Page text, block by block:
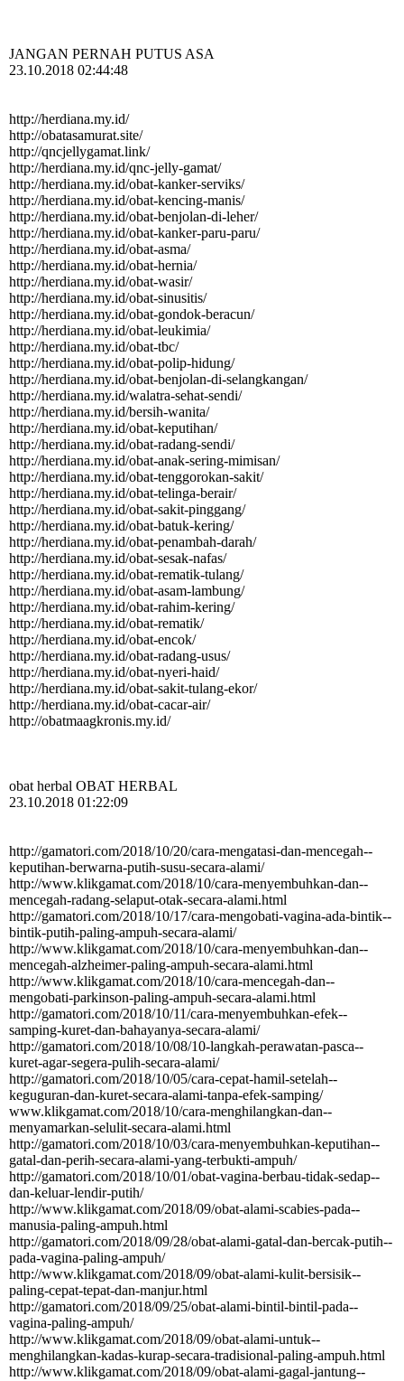
JANGAN PERNAH PUTUS ASA
23.10.2018 02:44:48
http://herdiana.my.id/
http:­//­obatasamurat.­site/­
http:­//­qncjellygamat.­link/­
http:­//­herdiana.­my.­id/­qnc-­jelly-­gamat/­
http:­//­herdiana.­my.­id/­obat-­kanker-­serviks/­
http:­//­herdiana.­my.­id/­obat-­kencing-­manis/­
http:­//­herdiana.­my.­id/­obat-­benjolan-­di-­leher/­
http:­//­herdiana.­my.­id/­obat-­kanker-­paru-­paru/­
http:­//­herdiana.­my.­id/­obat-­asma/­
http:­//­herdiana.­my.­id/­obat-­hernia/­
http:­//­herdiana.­my.­id/­obat-­wasir/­
http:­//­herdiana.­my.­id/­obat-­sinusitis/­
http:­//­herdiana.­my.­id/­obat-­gondok-­beracun/­
http:­//­herdiana.­my.­id/­obat-­leukimia/­
http:­//­herdiana.­my.­id/­obat-­tbc/­
http:­//­herdiana.­my.­id/­obat-­polip-­hidung/­
http:­//­herdiana.­my.­id/­obat-­benjolan-­di-­selangkangan/­
http:­//­herdiana.­my.­id/­walatra-­sehat-­sendi/­
http:­//­herdiana.­my.­id/­bersih-­wanita/­
http:­//­herdiana.­my.­id/­obat-­keputihan/­
http:­//­herdiana.­my.­id/­obat-­radang-­sendi/­
http:­//­herdiana.­my.­id/­obat-­anak-­sering-­mimisan/­
http:­//­herdiana.­my.­id/­obat-­tenggorokan-­sakit/­
http:­//­herdiana.­my.­id/­obat-­telinga-­berair/­
http:­//­herdiana.­my.­id/­obat-­sakit-­pinggang/­
http:­//­herdiana.­my.­id/­obat-­batuk-­kering/­
http:­//­herdiana.­my.­id/­obat-­penambah-­darah/­
http:­//­herdiana.­my.­id/­obat-­sesak-­nafas/­
http:­//­herdiana.­my.­id/­obat-­rematik-­tulang/­
http:­//­herdiana.­my.­id/­obat-­asam-­lambung/­
http:­//­herdiana.­my.­id/­obat-­rahim-­kering/­
http:­//­herdiana.­my.­id/­obat-­rematik/­
http:­//­herdiana.­my.­id/­obat-­encok/­
http:­//­herdiana.­my.­id/­obat-­radang-­usus/­
http:­//­herdiana.­my.­id/­obat-­nyeri-­haid/­
http:­//­herdiana.­my.­id/­obat-­sakit-­tulang-­ekor/­
http:­//­herdiana.­my.­id/­obat-­cacar-­air/­
http:­//­obatmaagkronis.­my.­id/­
obat herbal OBAT HERBAL
23.10.2018 01:22:09
http:­//­gamatori.­com/­2018/­10/­20/­cara-­mengatasi-­dan-­mencegah-­
keputihan-­berwarna-­putih-­susu-­secara-­alami/­
http:­//­www.­klikgamat.­com/­2018/­10/­cara-­menyembuhkan-­dan-­
mencegah-­radang-­selaput-­otak-­secara-­alami.­html
http:­//­gamatori.­com/­2018/­10/­17/­cara-­mengobati-­vagina-­ada-­bintik-­
bintik-­putih-­paling-­ampuh-­secara-­alami/­
http:­//­www.­klikgamat.­com/­2018/­10/­cara-­menyembuhkan-­dan-­
mencegah-­alzheimer-­paling-­ampuh-­secara-­alami.­html
http:­//­www.­klikgamat.­com/­2018/­10/­cara-­mencegah-­dan-­
mengobati-­parkinson-­paling-­ampuh-­secara-­alami.­html
http:­//­gamatori.­com/­2018/­10/­11/­cara-­menyembuhkan-­efek-­
samping-­kuret-­dan-­bahayanya-­secara-­alami/­
http:­//­gamatori.­com/­2018/­10/­08/­10-­langkah-­perawatan-­pasca-­
kuret-­agar-­segera-­pulih-­secara-­alami/­
http:­//­gamatori.­com/­2018/­10/­05/­cara-­cepat-­hamil-­setelah-­
keguguran-­dan-­kuret-­secara-­alami-­tanpa-­efek-­samping/­
www.­klikgamat.­com/­2018/­10/­cara-­menghilangkan-­dan-­
menyamarkan-­selulit-­secara-­alami.­html
http:­//­gamatori.­com/­2018/­10/­03/­cara-­menyembuhkan-­keputihan-­
gatal-­dan-­perih-­secara-­alami-­yang-­terbukti-­ampuh/­
http:­//­gamatori.­com/­2018/­10/­01/­obat-­vagina-­berbau-­tidak-­sedap-­
dan-­keluar-­lendir-­putih/­
http:­//­www.­klikgamat.­com/­2018/­09/­obat-­alami-­scabies-­pada-­
manusia-­paling-­ampuh.­html
http:­//­gamatori.­com/­2018/­09/­28/­obat-­alami-­gatal-­dan-­bercak-­putih-­
pada-­vagina-­paling-­ampuh/­
http:­//­www.­klikgamat.­com/­2018/­09/­obat-­alami-­kulit-­bersisik-­
paling-­cepat-­tepat-­dan-­manjur.­html
http:­//­gamatori.­com/­2018/­09/­25/­obat-­alami-­bintil-­bintil-­pada-­
vagina-­paling-­ampuh/­
http:­//­www.­klikgamat.­com/­2018/­09/­obat-­alami-­untuk-­
menghilangkan-­kadas-­kurap-­secara-­tradisional-­paling-­ampuh.­html
http:­//­www.­klikgamat.­com/­2018/­09/­obat-­alami-­gagal-­jantung-­